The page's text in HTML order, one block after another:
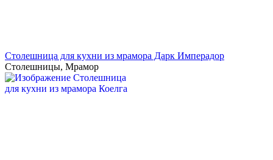
Столешница для кухни из мрамора Дарк Имперадор
Столешницы, Мрамор